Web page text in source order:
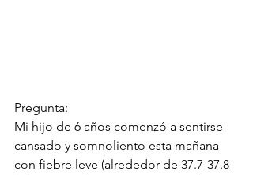
Pregunta:
Mi hijo de 6 años comenzó a sentirse
cansado y somnoliento esta mañana
con fiebre leve (alrededor de 37.7-37.8